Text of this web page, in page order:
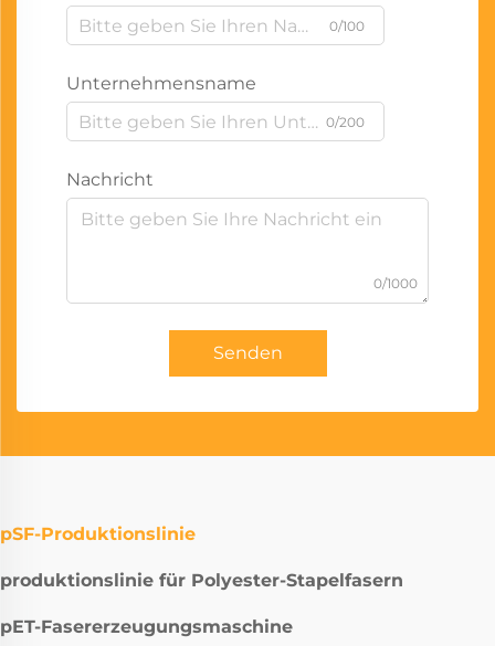
0/100
Unternehmensname
0/200
Nachricht
0/1000
Senden
pSF-Produktionslinie
produktionslinie für Polyester-Stapelfasern
pET-Fasererzeugungsmaschine